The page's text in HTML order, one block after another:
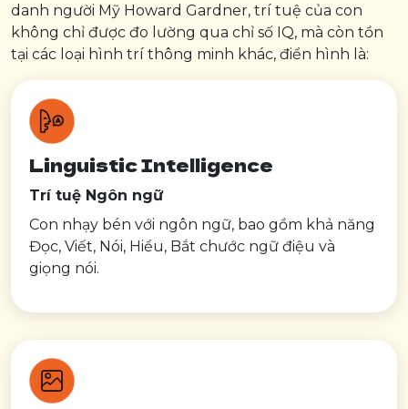
danh người Mỹ Howard Gardner, trí tuệ của con
không chỉ được đo lường qua chỉ số IQ, mà còn tồn
tại các loại hình trí thông minh khác, điển hình là:
Linguistic Intelligence
Trí tuệ Ngôn ngữ
Con nhạy bén với ngôn ngữ, bao gồm khả năng
Đọc, Viết, Nói, Hiểu, Bắt chước ngữ điệu và
giọng nói.